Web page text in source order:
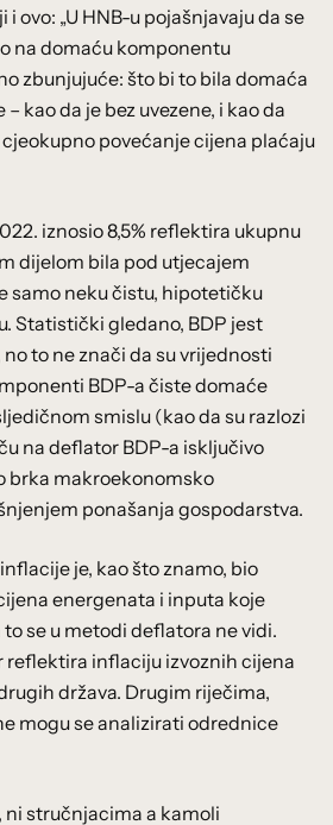
ovo: „U HNB-u pojašnjavaju da se
na domaću komponentu
zbunjujuće: što bi to bila domaća
kao da je bez uvezene, i kao da
povećanje cijena plaćaju
iznosio 8,5% reflektira ukupnu
dijelom bila pod utjecajem
samo neku čistu, hipotetičku
Statistički gledano, BDP jest
to ne znači da su vrijednosti
BDP-a čiste domaće
smislu (kao da su razlozi
na deflator BDP-a isključivo
brka makroekonomsko
ponašanja gospodarstva.
je, kao što znamo, bio
energenata i inputa koje
se u metodi deflatora ne vidi.
reflektira inflaciju izvoznih cijena
država. Drugim riječima,
mogu se analizirati odrednice
ni stručnjacima a kamoli